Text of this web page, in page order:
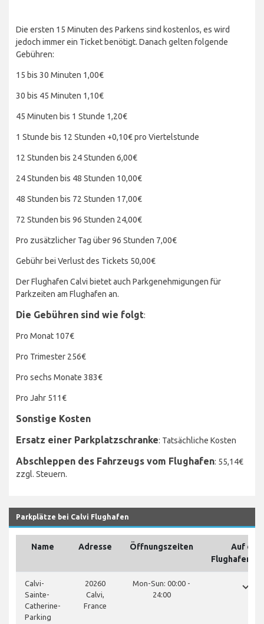
Die ersten 15 Minuten des Parkens sind kostenlos, es wird
jedoch immer ein Ticket benötigt. Danach gelten folgende
Gebühren:
15 bis 30 Minuten 1,00€
30 bis 45 Minuten 1,10€
45 Minuten bis 1 Stunde 1,20€
1 Stunde bis 12 Stunden +0,10€ pro Viertelstunde
12 Stunden bis 24 Stunden 6,00€
24 Stunden bis 48 Stunden 10,00€
48 Stunden bis 72 Stunden 17,00€
72 Stunden bis 96 Stunden 24,00€
Pro zusätzlicher Tag über 96 Stunden 7,00€
Gebühr bei Verlust des Tickets 50,00€
Der Flughafen Calvi bietet auch Parkgenehmigungen für
Parkzeiten am Flughafen an.
Die Gebühren sind wie folgt:
Pro Monat 107€
Pro Trimester 256€
Pro sechs Monate 383€
Pro Jahr 511€
Sonstige Kosten
Ersatz einer Parkplatzschranke: Tatsächliche Kosten
Abschleppen des Fahrzeugs vom Flughafen: 55,14€
zzgl. Steuern.
Parkplätze bei Calvi Flughafen
Name Adresse Öffnungszeiten
Auf dem
Calvi-
Sainte-
Catherine-
Parking
20260
Calvi,
France
Mon-Sun: 00:00 -
24:00
done